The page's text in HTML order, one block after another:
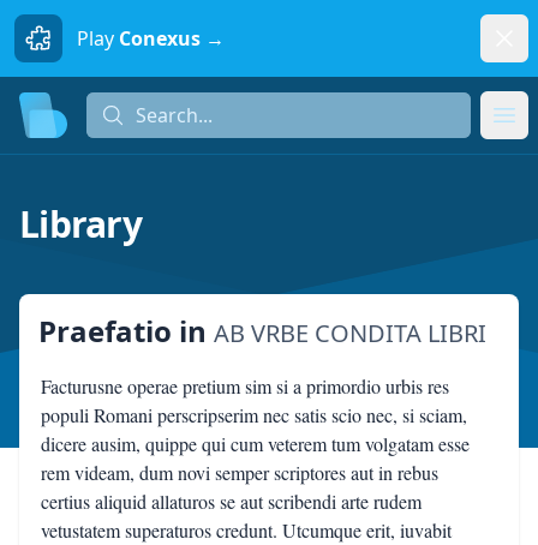
Play Conexus →
Search...
Library
Praefatio in AB VRBE CONDITA LIBRI
Facturusne operae pretium sim si a primordio urbis res
populi Romani perscripserim nec satis scio nec, si sciam,
dicere ausim, quippe qui cum veterem tum volgatam esse
rem videam, dum novi semper scriptores aut in rebus
certius aliquid allaturos se aut scribendi arte rudem
vetustatem superaturos credunt. Utcumque erit, iuvabit